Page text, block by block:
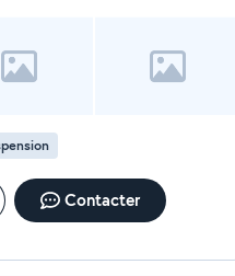
Contacter